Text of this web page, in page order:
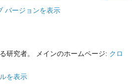
バージョンを表示
研究者。 メインのホームページ: クロ
を表示